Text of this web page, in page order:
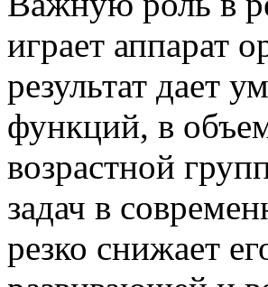
играет аппарат
результат дает
функций, в
возрастной
задач в
резко снижает